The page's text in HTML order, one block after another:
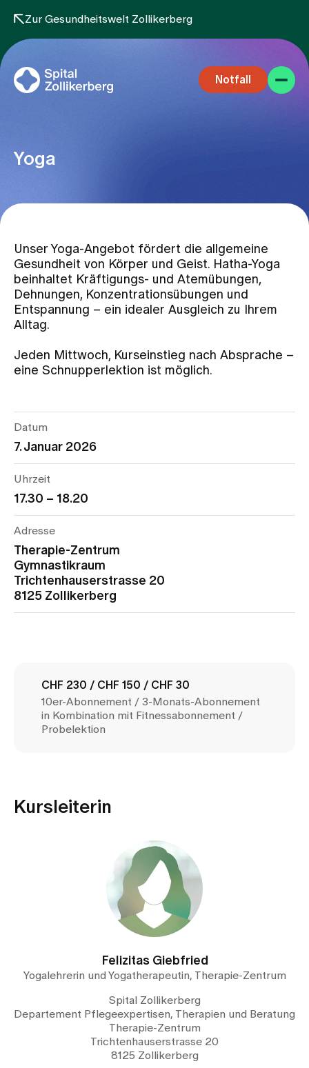
Zur Gesundheitswelt Zollikerberg
Notfall
Aufenthalt
Team
Über uns
Aktuelles
Jobs & Karriere
Kontakt
Babygalerie
Yoga
Unser Yoga-Angebot fördert die allgemeine
Gesundheit von Körper und Geist. Hatha-Yoga
beinhaltet Kräftigungs- und Atemübungen,
Dehnungen, Konzentrationsübungen und
Entspannung – ein idealer Ausgleich zu Ihrem
Alltag.
Jeden Mittwoch, Kurseinstieg nach Absprache –
eine Schnupperlektion ist möglich.
Datum
7. Januar 2026
Uhrzeit
17.30 – 18.20
Adresse
Therapie-Zentrum
Gymnastikraum
Trichtenhauserstrasse 20
8125 Zollikerberg
CHF 230 / CHF 150 / CHF 30
10er-Abonnement / 3-Monats-Abonnement
in Kombination mit Fitnessabonnement /
Probelektion
Kursleiterin
Felizitas Giebfried
Yogalehrerin und Yogatherapeutin, Therapie-Zentrum
Spital Zollikerberg
Departement Pflegeexpertisen, Therapien und Beratung
Therapie-Zentrum
Trichtenhauserstrasse 20
8125 Zollikerberg